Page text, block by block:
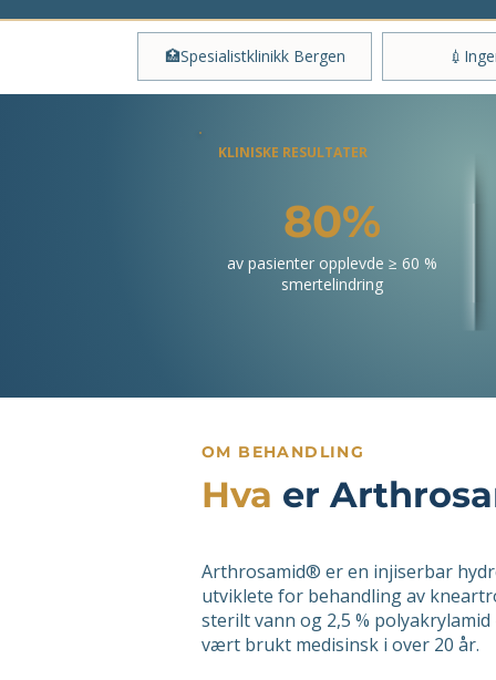
🏥Spesialistklinikk Bergen
KLINISKE RESULTATER
80%
av pasienter opplevde ≥ 60 %
smertelindring
OM BEHANDLING
Hva er
Arthrosamid® er en injiserbar
utviklete for behandling av
sterilt vann og 2,5 %
vært brukt medisinsk i over 20 år.